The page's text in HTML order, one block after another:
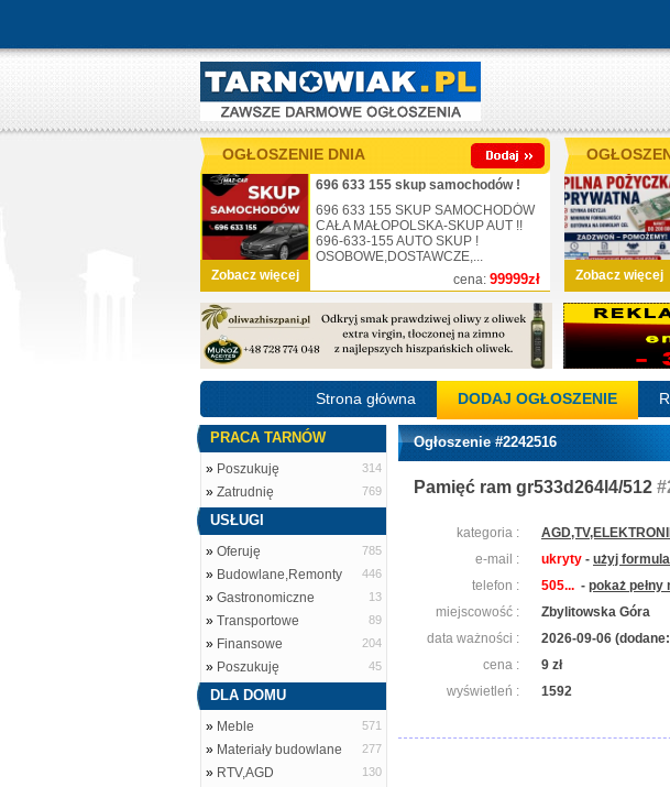
OGŁOSZENIE DNIA
Zobacz więcej cena: 99999zł
696 633 155 skup samochodów !
696 633 155 SKUP SAMOCHODÓW
CAŁA MAŁOPOLSKA-SKUP AUT !!
696-633-155 AUTO SKUP !
OSOBOWE,DOSTAWCZE,...
Zobacz więcej
Strona główna DODAJ OGŁOSZENIE
PRACA TARNÓW
» Poszukuję 314
» Zatrudnię 769
USŁUGI
» Oferuję 785
» Budowlane,Remonty 446
» Gastronomiczne 13
» Transportowe 89
» Finansowe 204
» Poszukuję 45
DLA DOMU
» Meble 571
» Materiały budowlane 277
» RTV,AGD 130
Ogłoszenie #2242516
Pamięć ram gr533d264l4/512
kategoria :
e-mail :
ukryty - użyj
telefon :
505... - pokaż
miejscowość :
Zbylitowska Góra
data ważności :
2026-09-06
cena :
9 zł
wyświetleń :
1592